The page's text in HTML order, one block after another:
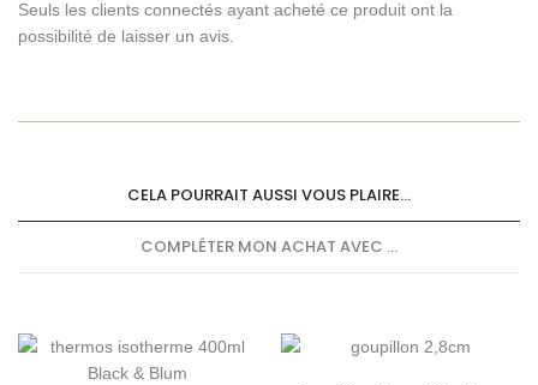
Seuls les clients connectés ayant acheté ce produit ont la
possibilité de laisser un avis.
CELA POURRAIT AUSSI VOUS PLAIRE...
COMPLÉTER MON ACHAT AVEC ...